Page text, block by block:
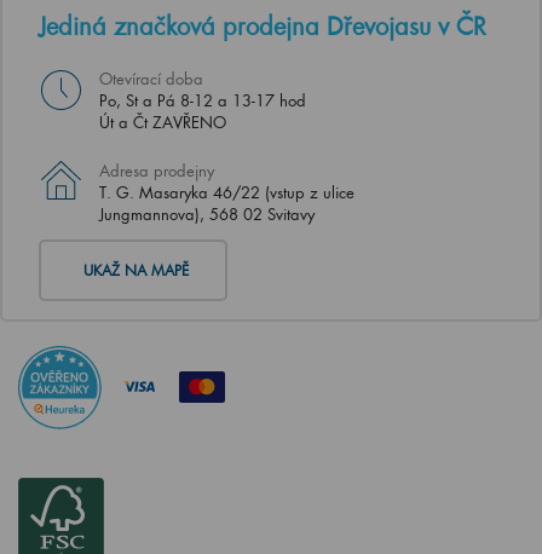
Jediná značková prodejna Dřevojasu v ČR
Otevírací doba
Po, St a Pá 8-12 a 13-17 hod
Út a Čt ZAVŘENO
Adresa prodejny
T. G. Masaryka 46/22 (vstup z ulice
Jungmannova), 568 02 Svitavy
UKAŽ NA MAPĚ